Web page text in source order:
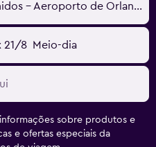
Orlando, FL, Estados Unidos - Aeroporto de Orlando Sanford (SFB)
21/8 Meio-dia
sobre produtos e
e ofertas especiais da